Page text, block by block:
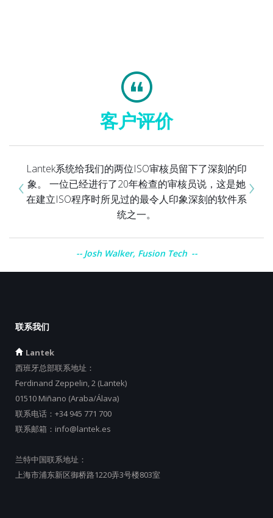
客户评价
Lantek系统给我们的两位ISO审核员留下了深刻的印
象。 一位已经进行了20年检查的审核员说，这是她
在建立ISO程序时所见过的最令人印象深刻的软件系
统之一。
Josh Walker, Fusion Tech
‹ ›
联系我们
Lantek
西班牙总部联系地址：
Ferdinand Zeppelin, 2 (Lantek)
01510 Miñano (Araba/Álava)
联系电话： +34 945 771 700
联系邮箱： info@lantek.es
兰特中国联系地址：
上海市浦东新区御桥路1220弄3号楼803室